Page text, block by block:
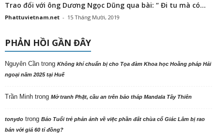
Trao đổi với ông Dương Ngọc Dũng qua bài: “ Đi tu mà có...
Phattuvietnam.net - 15 Tháng Mười, 2019
PHẢN HỒI GẦN ĐÂY
Nguyên Cần trong Không khí chuẩn bị cho Tọa đàm Khoa học Hoằng pháp Hải
ngoại năm 2025 tại Huế
Trần Minh trong Mở tranh Phật, cầu an trên bảo tháp Mandala Tây Thiên
tonydo trong Báo Tuổi trẻ phản ảnh về việc phần đất chùa cổ Giác Lâm bị rao
bán với giá 60 tỉ đồng?